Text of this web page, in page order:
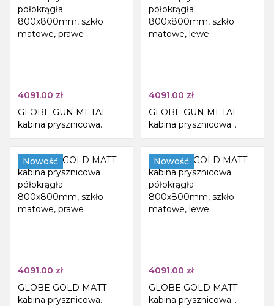
4091.00 zł
GLOBE GUN METAL
kabina prysznicowa
półokrągła
800x800mm, szkło
matowe, prawe
4091.00 zł
GLOBE GUN METAL
kabina prysznicowa
półokrągła
800x800mm, szkło
matowe, lewe
Nowość
4091.00 zł
GLOBE GOLD MATT
kabina prysznicowa
Nowość
4091.00 zł
GLOBE GOLD MATT
kabina prysznicowa